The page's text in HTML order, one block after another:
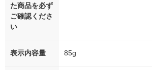
た商品を必ず
ご確認くださ
い
表示内容量 85g